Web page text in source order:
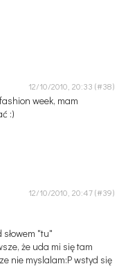
12/10/2010, 20:33
week, mam
:)
12/10/2010, 20:47
"tu"
że uda mi się tam
nie myslalam:P wstyd się